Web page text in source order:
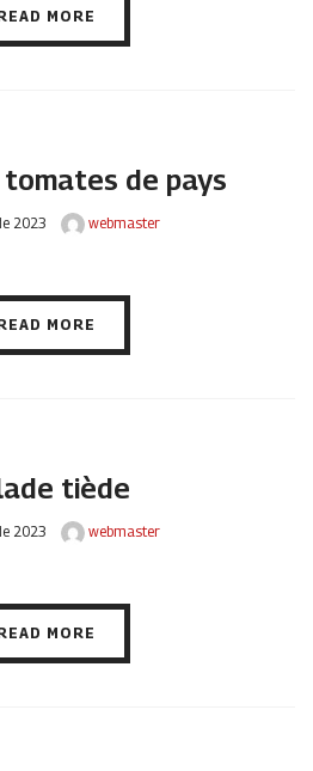
MORE
de pays
2023 webmaster
MORE
tiède
2023 webmaster
MORE